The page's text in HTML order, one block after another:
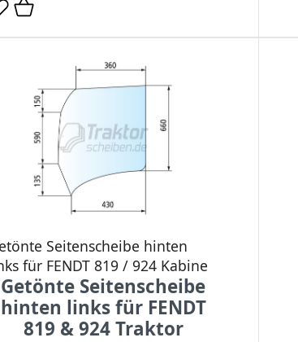
Seitenscheibe hinten
für FENDT 819 / 924 Kabine
Getönte Seitenscheibe
hinten links für FENDT
819 & 924 Traktor